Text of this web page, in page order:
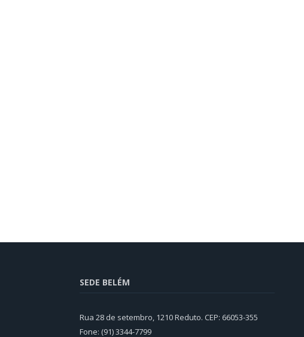
SEDE BELÉM
Rua 28 de setembro, 1210 Reduto. CEP: 66053-355
Fone: (91) 3344-7799